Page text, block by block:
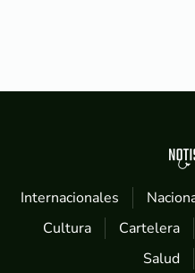
Internacionales
Cultura
Cartelera
Salud